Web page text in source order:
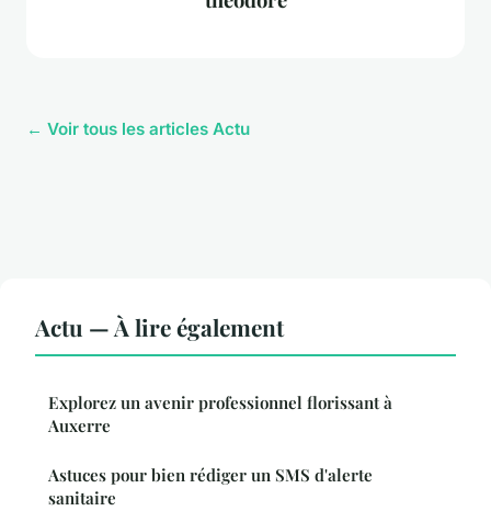
← Voir tous les articles Actu
Actu — À lire également
Explorez un avenir professionnel florissant à
Auxerre
Astuces pour bien rédiger un SMS d'alerte
sanitaire